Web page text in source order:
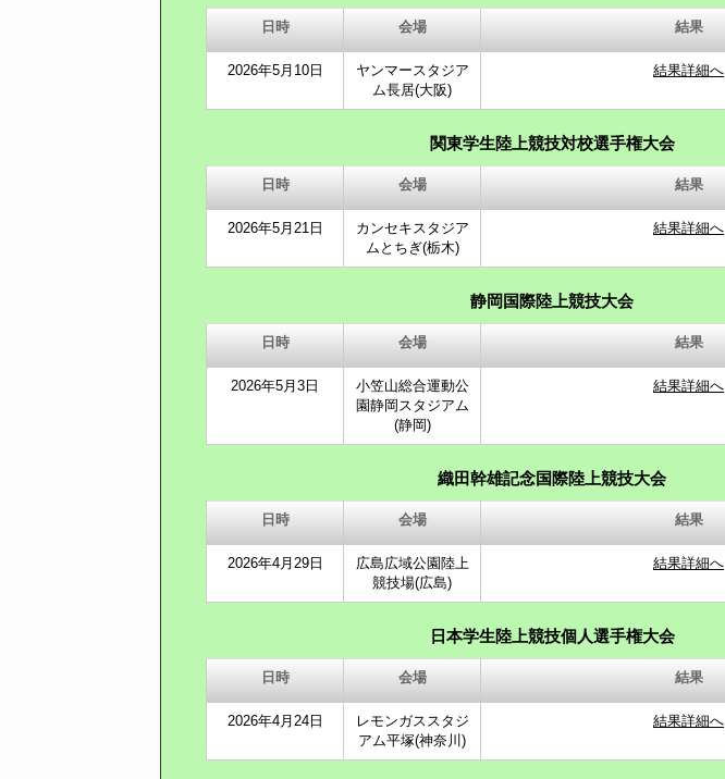
日時 会場 結果
2026年5月10日
ヤンマースタジア
ム長居(大阪)
結果詳細へ
関東学生陸上競技対校選手権大会
日時 会場 結果
2026年5月21日
カンセキスタジア
ムとちぎ(栃木)
結果詳細へ
静岡国際陸上競技大会
日時 会場 結果
2026年5月3日
小笠山総合運動公
園静岡スタジアム
(静岡)
結果詳細へ
織田幹雄記念国際陸上競技大会
日時 会場 結果
2026年4月29日
広島広域公園陸上
競技場(広島)
結果詳細へ
日本学生陸上競技個人選手権大会
日時 会場 結果
2026年4月24日
レモンガススタジ
アム平塚(神奈川)
結果詳細へ